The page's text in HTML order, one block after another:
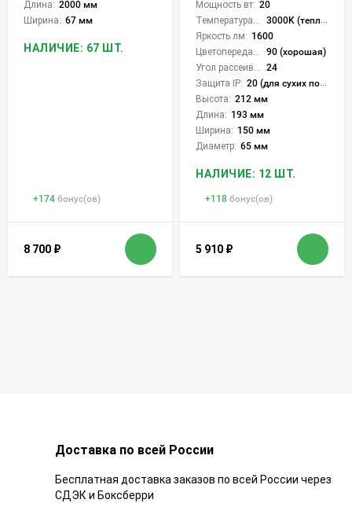
Длина: 2000 мм
Ширина: 67 мм
НАЛИЧИЕ: 67 ШТ.
+174 бонус(ов)
8 700 ₽
Мощность вт: 20
Температура света:
3000K (теплый)
Яркость лм: 1600
Цветопередача (CRI):
90 (хорошая)
Угол рассеивания света °: 24
Защита IP: 20 (для сухих пом.)
Высота: 212 мм
Длина: 193 мм
Ширина: 150 мм
Диаметр: 65 мм
НАЛИЧИЕ: 12 ШТ.
+118 бонус(ов)
5 910 ₽
Доставка по всей России
Бесплатная доставка заказов по всей России через
СДЭК и Боксберри